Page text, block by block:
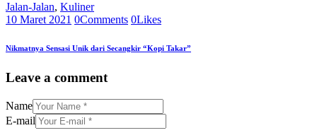
Jalan-Jalan, Kuliner
10 Maret 2021 0Comments 0Likes
Nikmatnya Sensasi Unik dari Secangkir “Kopi Takar”
Leave a comment
Name
E-mail